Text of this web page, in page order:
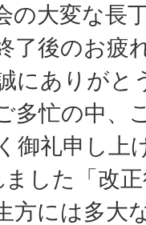
の大変な
了後のお疲
にありがと
多忙の中、
御礼申し上
した「改
方には多大